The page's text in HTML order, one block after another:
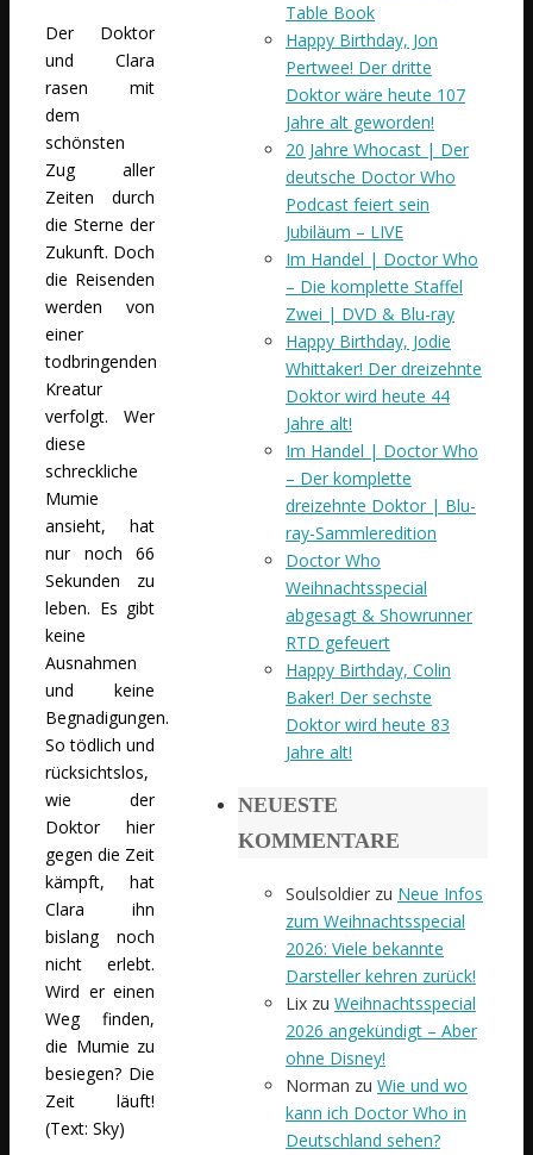
Der Doktor
und Clara
rasen mit
dem
schönsten
Zug aller
Zeiten durch
die Sterne der
Zukunft. Doch
die Reisenden
werden von
einer
todbringenden
Kreatur
verfolgt. Wer
diese
schreckliche
Mumie
ansieht, hat
nur noch 66
Sekunden zu
leben. Es gibt
keine
Ausnahmen
und keine
Begnadigungen.
So tödlich und
rücksichtslos,
wie der
Doktor hier
gegen die Zeit
kämpft, hat
Clara ihn
bislang noch
nicht erlebt.
Wird er einen
Weg finden,
die Mumie zu
besiegen? Die
Zeit läuft!
(Text: Sky)
Table Book
Happy Birthday, Jon
Pertwee! Der dritte
Doktor wäre heute 107
Jahre alt geworden!
20 Jahre Whocast | Der
deutsche Doctor Who
Podcast feiert sein
Jubiläum – LIVE
Im Handel | Doctor Who
– Die komplette Staffel
Zwei | DVD & Blu-ray
Happy Birthday, Jodie
Whittaker! Der dreizehnte
Doktor wird heute 44
Jahre alt!
Im Handel | Doctor Who
– Der komplette
dreizehnte Doktor | Blu-
ray-Sammleredition
Doctor Who
Weihnachtsspecial
abgesagt & Showrunner
RTD gefeuert
Happy Birthday, Colin
Baker! Der sechste
Doktor wird heute 83
Jahre alt!
NEUESTE
KOMMENTARE
Soulsoldier zu Neue Infos
zum Weihnachtsspecial
2026: Viele bekannte
Darsteller kehren zurück!
Lix zu Weihnachtsspecial
2026 angekündigt – Aber
ohne Disney!
Norman zu Wie und wo
kann ich Doctor Who in
Deutschland sehen?